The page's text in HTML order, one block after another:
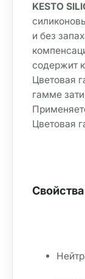
KESTO
и без
содержит
Цветовая
гамме
Цветовая
Свойства